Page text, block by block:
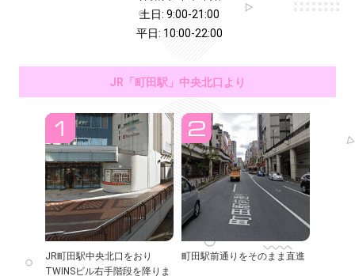
土日: 9:00-21:00
平日: 10:00-22:00
JR「町田駅」中央北口より
JR町田駅中央北口をおり
TWINSビル右手階段を降りま
町田駅前通りをそのまま直進